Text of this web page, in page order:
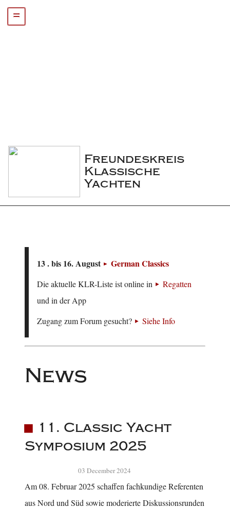
=
Freundeskreis
Klassische
Yachten
13 . bis 16. August German Classics
Die aktuelle KLR-Liste ist online in
Regatten
und in der App
Zugang zum Forum gesucht?
Siehe Info
News
11. Classic Yacht
Symposium 2025
03 December 2024
Am 08. Februar 2025 schaffen fachkundige Referenten
aus Nord und Süd sowie moderierte Diskussionsrunden